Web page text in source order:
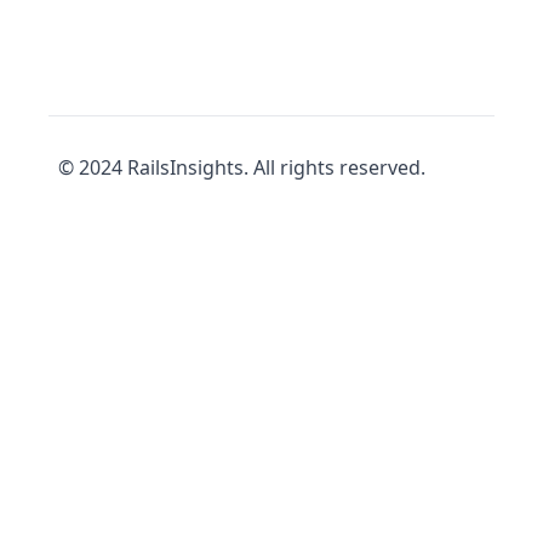
© 2024 RailsInsights. All rights reserved.